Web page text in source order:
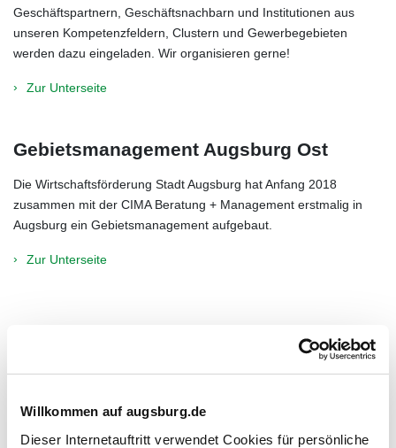
Willkommen auf augsburg.de
Dieser Internetauftritt verwendet Cookies für persönliche
Geschäftspartnern, Geschäftsnachbarn und Institutionen aus
unseren Kompetenzfeldern, Clustern und Gewerbegebieten
werden dazu eingeladen. Wir organisieren gerne!
Zur Unterseite
Gebietsmanagement Augsburg Ost
Die Wirtschaftsförderung Stadt Augsburg hat Anfang 2018
zusammen mit der CIMA Beratung + Management erstmalig in
Augsburg ein Gebietsmanagement aufgebaut.
Zur Unterseite